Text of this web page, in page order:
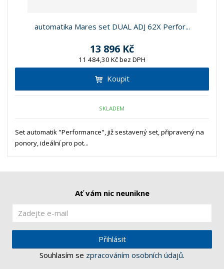
automatika Mares set DUAL ADJ 62X Perfor...
13 896 Kč
11 484,30 Kč bez DPH
Koupit
SKLADEM
Set automatik "Performance", již sestavený set, připravený na
ponory, ideální pro pot...
Ať vám nic neunikne
Přihlásit
Souhlasím se zpracováním osobních údajů.